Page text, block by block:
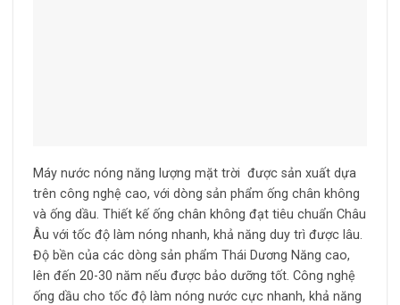
Máy nước nóng năng lượng mặt trời được sản xuất dựa
trên công nghệ cao, với dòng sản phẩm ống chân không
và ống dầu. Thiết kế ống chân không đạt tiêu chuẩn Châu
Âu với tốc độ làm nóng nhanh, khả năng duy trì được lâu.
Độ bền của các dòng sản phẩm Thái Dương Năng cao,
lên đến 20-30 năm nếu được bảo dưỡng tốt. Công nghệ
ống dầu cho tốc độ làm nóng nước cực nhanh, khả năng